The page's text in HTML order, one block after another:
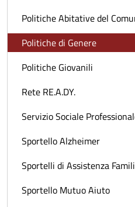
Politiche Abitative del
Politiche di Genere
Politiche Giovanili
Rete RE.A.DY.
Servizio Sociale
Sportello Alzheimer
Sportelli di Assistenza
Sportello Mutuo Aiuto